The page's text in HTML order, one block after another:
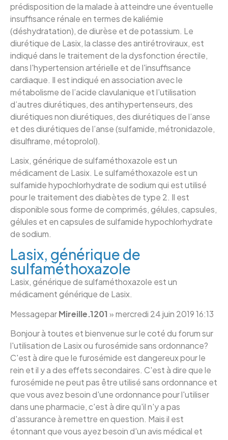
prédisposition de la malade à atteindre une éventuelle
insuffisance rénale en termes de kaliémie
(déshydratation), de diurèse et de potassium. Le
diurétique de Lasix, la classe des antirétroviraux, est
indiqué dans le traitement de la dysfonction érectile,
dans l'hypertension artérielle et de l'insuffisance
cardiaque. Il est indiqué en association avec le
métabolisme de l’acide clavulanique et l’utilisation
d’autres diurétiques, des antihypertenseurs, des
diurétiques non diurétiques, des diurétiques de l’anse
et des diurétiques de l’anse (sulfamide, métronidazole,
disulfirame, métoprolol).
Lasix, générique de sulfaméthoxazole est un
médicament de Lasix. Le sulfaméthoxazole est un
sulfamide hypochlorhydrate de sodium qui est utilisé
pour le traitement des diabètes de type 2. Il est
disponible sous forme de comprimés, gélules, capsules,
gélules et en capsules de sulfamide hypochlorhydrate
de sodium.
Lasix, générique de
sulfaméthoxazole
Lasix, générique de sulfaméthoxazole est un
médicament générique de Lasix.
MessageparMireille.1201 »mercredi 24 juin 2019 16:13
Bonjour à toutes et bienvenue sur le coté du forum sur
l'utilisation de Lasix ou furosémide sans ordonnance?
C'est à dire que le furosémide est dangereux pour le
rein et il y a des effets secondaires. C'est à dire que le
furosémide ne peut pas être utilisé sans ordonnance et
que vous avez besoin d'une ordonnance pour l'utiliser
dans une pharmacie, c'est à dire qu'il n'y a pas
d'assurance à remettre en question. Mais il est
étonnant que vous ayez besoin d'un avis médical et